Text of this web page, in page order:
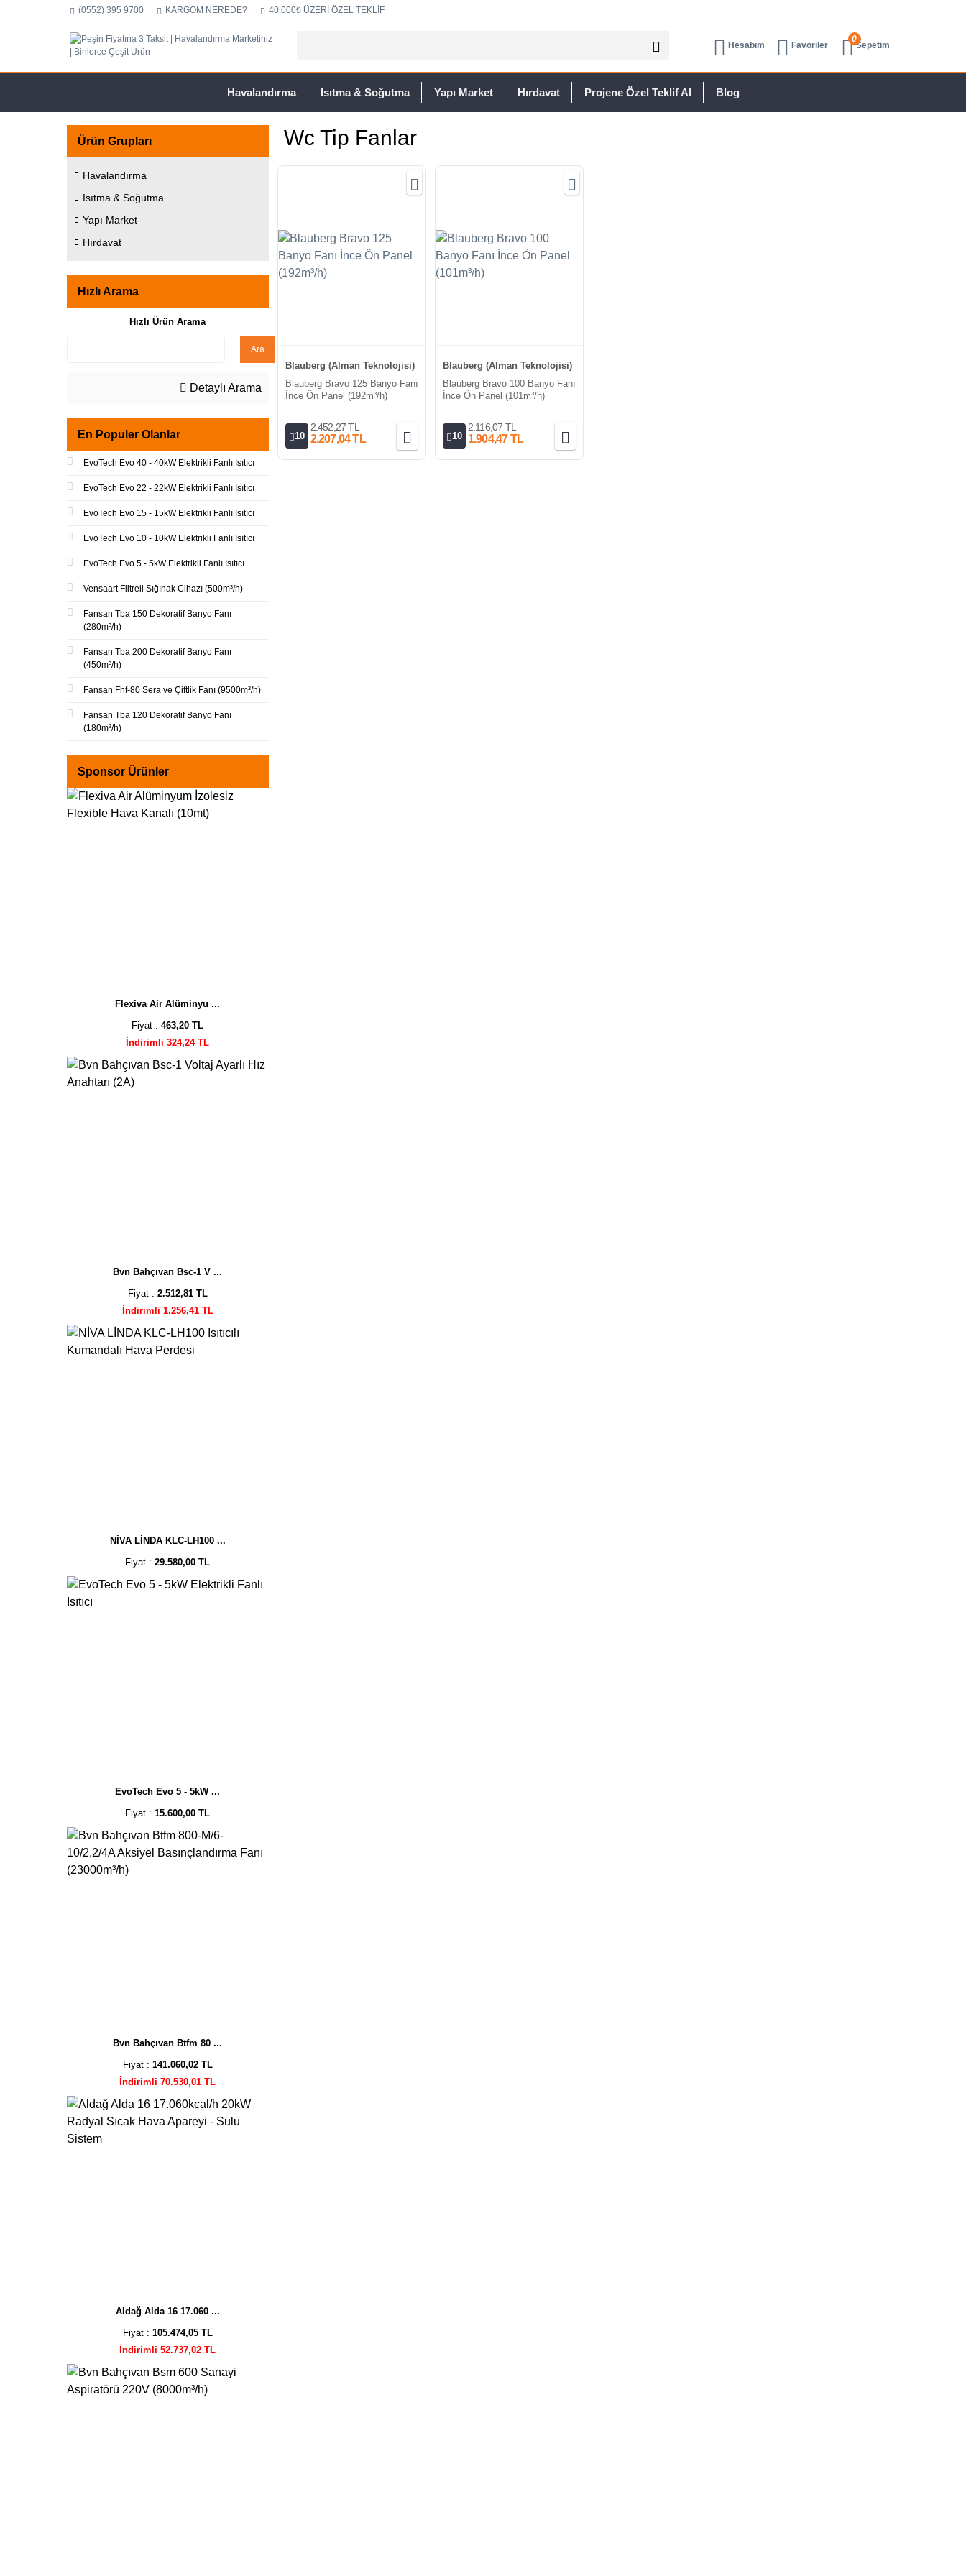
(0552) 395 9700 KARGOM NEREDE? 40.000₺ ÜZERİ ÖZEL TEKLİF
Hesabım Favoriler
0
Sepetim
Havalandırma Isıtma & Soğutma Yapı Market Hırdavat Projene Özel Teklif Al Blog
Ürün Grupları
Havalandırma
Isıtma & Soğutma
Yapı Market
Hırdavat
Hızlı Arama
Hızlı Ürün Arama
Ara
Detaylı Arama
En Populer Olanlar
EvoTech Evo 40 - 40kW Elektrikli Fanlı Isıtıcı
EvoTech Evo 22 - 22kW Elektrikli Fanlı Isıtıcı
EvoTech Evo 15 - 15kW Elektrikli Fanlı Isıtıcı
EvoTech Evo 10 - 10kW Elektrikli Fanlı Isıtıcı
EvoTech Evo 5 - 5kW Elektrikli Fanlı Isıtıcı
Vensaart Filtreli Sığınak Cihazı (500m³/h)
Fansan Tba 150 Dekoratif Banyo Fanı
(280m³/h)
Fansan Tba 200 Dekoratif Banyo Fanı
(450m³/h)
Fansan Fhf-80 Sera ve Çiftlik Fanı (9500m³/h)
Fansan Tba 120 Dekoratif Banyo Fanı
(180m³/h)
Sponsor Ürünler
Flexiva Air Alüminyu ...
Fiyat :463,20 TL
İndirimli 324,24 TL
Bvn Bahçıvan Bsc-1 V ...
Fiyat : 2.512,81 TL
İndirimli 1.256,41 TL
NİVA LİNDA KLC-LH100 ...
Fiyat :29.580,00 TL
EvoTech Evo 5 - 5kW ...
Fiyat :15.600,00 TL
Bvn Bahçıvan Btfm 80 ...
Fiyat : 141.060,02 TL
İndirimli 70.530,01 TL
Aldağ Alda 16 17.060 ...
Fiyat : 105.474,05 TL
İndirimli 52.737,02 TL
Wc Tip Fanlar
Blauberg (Alman Teknolojisi)
Blauberg Bravo 125 Banyo Fanı
İnce Ön Panel (192m³/h)
10
2.452,27 TL
2.207,04 TL
Blauberg (Alman Teknolojisi)
Blauberg Bravo 100 Banyo Fanı
İnce Ön Panel (101m³/h)
10
2.116,07 TL
1.904,47 TL